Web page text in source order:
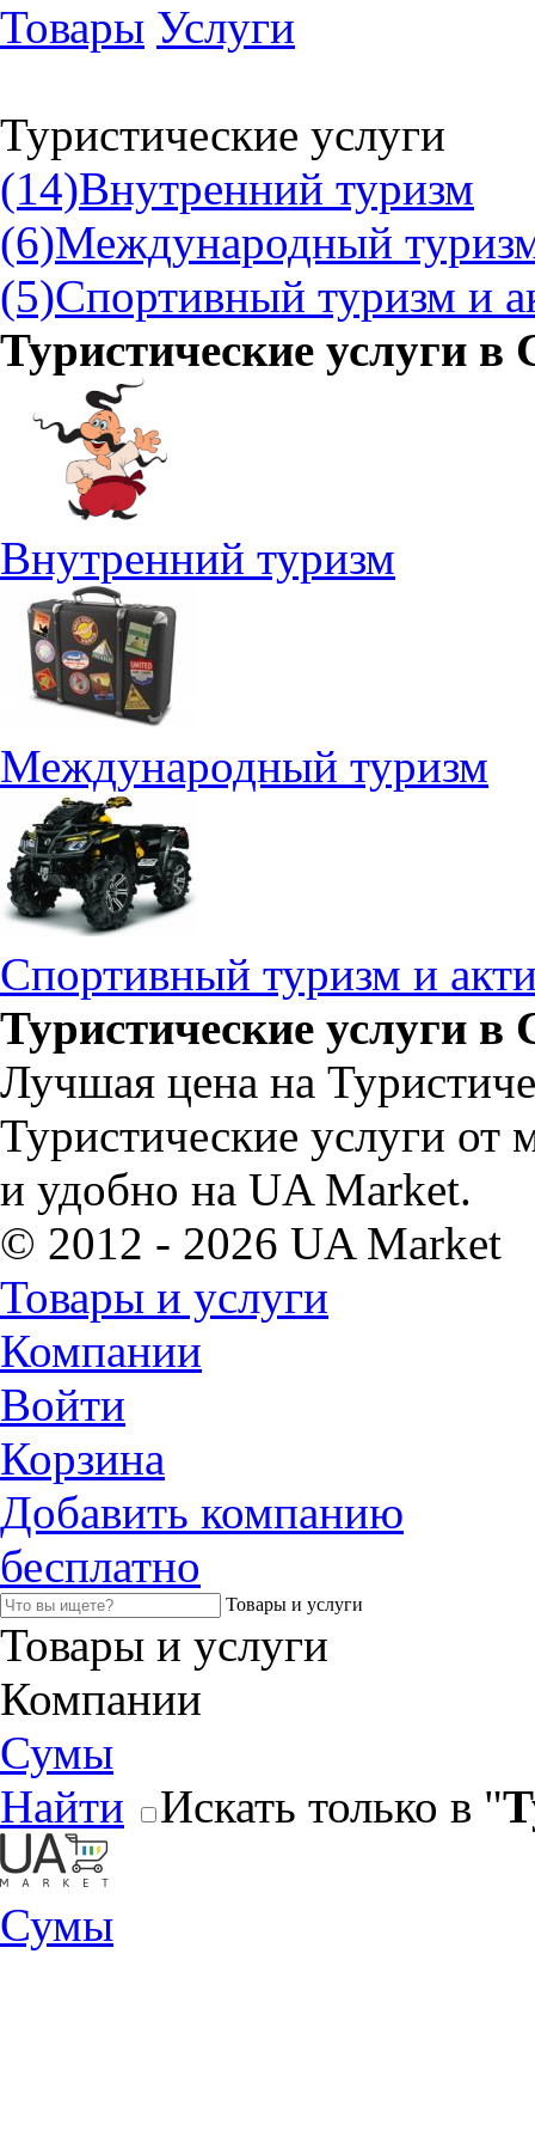
Товары Услуги
Туристические услуги
(14)Внутренний туризм
(6)Международный
(5)Спортивный туризм и
Туристические услуги в
Внутренний туризм
Международный туризм
Спортивный туризм и
Туристические услуги
Лучшая цена на
Туристические услуги от
и удобно на UA Market.
© 2012 - 2026 UA Market
Товары и услуги
Компании
Войти
Корзина
Добавить компанию
бесплатно
Товары и услуги
Товары и услуги
Компании
Сумы
Найти
Искать только в "
Сумы